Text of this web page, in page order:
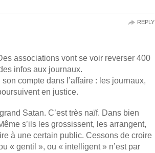
associations vont se voir reverser 400
infos aux journaux.
compte dans l’affaire : les journaux,
en justice.
Satan. C’est très naïf. Dans bien
s’ils les grossissent, les arrangent,
à une certain public. Cessons de croire
« gentil », ou « intelligent » n’est par
REPLY